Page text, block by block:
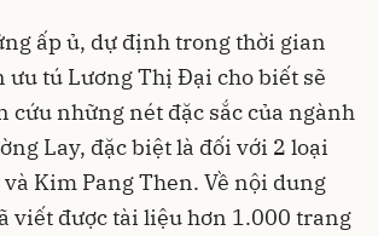
ấp ủ, dự định trong thời gian
ưu tú Lương Thị Đại cho biết sẽ
cứu những nét đặc sắc của ngành
Lay, đặc biệt là đối với 2 loại
Kim Pang Then. Về nội dung
viết được tài liệu hơn 1.000 trang